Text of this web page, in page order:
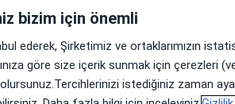
Çocuk Sağlığı Ve
hizmeti vermektedir.
bizim için önemli
ederek, Şirketimiz ve ortaklarımızın
göre size içerik sunmak için çerezleri
istediğiniz zaman